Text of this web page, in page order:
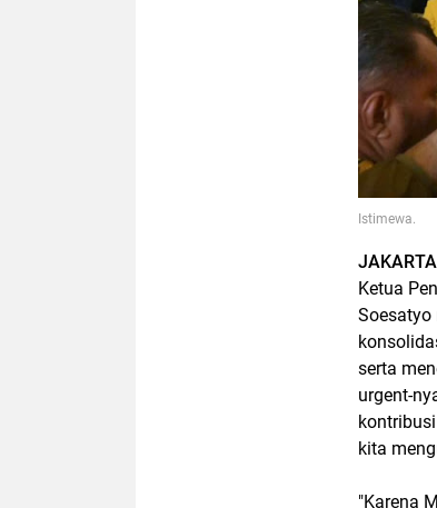
Istimewa.
JAKARTA
Ketua
Soesatyo
serta
urgent-
kita
"Karena